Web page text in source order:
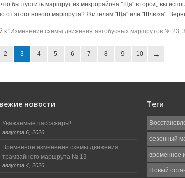
что бы пустить маршрут из микрорайона "Ща" в город, вы
от этого нового маршрута? Жителям "Ща" или "Шлюза".
к "Изменение схемы движения автобусных маршрутов № 23,
2 3 4 5 6 7 8 9 10
новости
Уважаемые пассажиры!
августа 6, 2026
Временное изменение схемы движения
трамвайного маршрута № 13
августа 4, 2026
Теги
сезонный
временное
Новый